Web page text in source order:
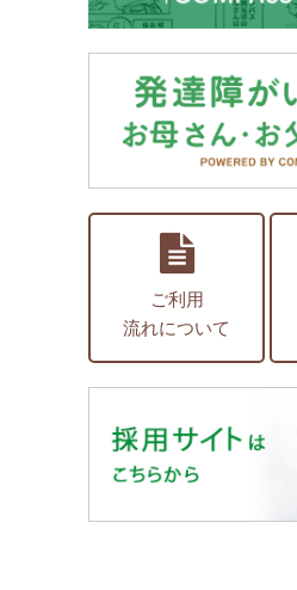
ご利用
流れについて